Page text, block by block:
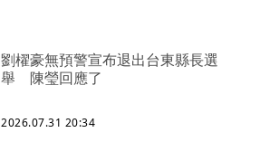
劉櫂豪無預警宣布退出台東縣長選
舉 陳瑩回應了
2026.07.31 20:34